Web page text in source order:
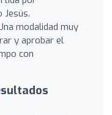
modalidad muy
y aprobar el
con